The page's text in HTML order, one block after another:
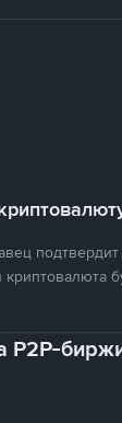
P2P-